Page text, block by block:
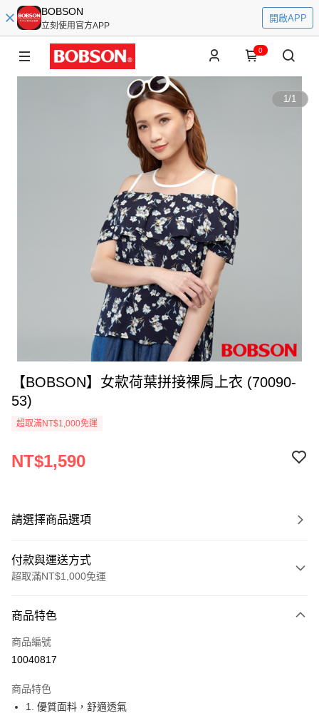
BOBSON
立刻使用官方APP
開啟APP
0
1/1
【BOBSON】女款荷葉拼接裸肩上衣 (70090-
53)
超取滿NT$1,000免運
NT$1,590
請選擇商品選項
付款與運送方式
超取滿NT$1,000免運
信用卡一次付款
Apple Pay
運送方式
商品特色
商品編號
10040817
商品特色
1. 優質面料，舒適透氣